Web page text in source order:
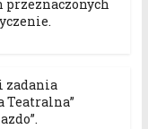
zadania
Teatralna”